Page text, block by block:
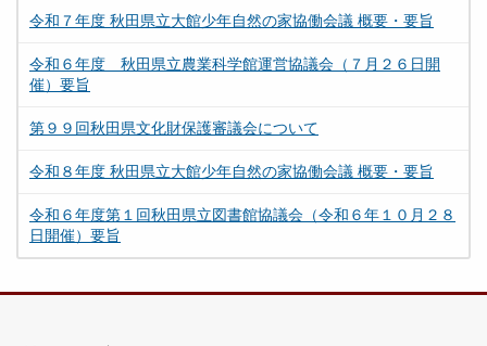
令和７年度 秋田県立大館少年自然の家協働会議 概要・要旨
令和６年度 秋田県立農業科学館運営協議会（７月２６日開
催）要旨
第９９回秋田県文化財保護審議会について
令和８年度 秋田県立大館少年自然の家協働会議 概要・要旨
令和６年度第１回秋田県立図書館協議会（令和６年１０月２８
日開催）要旨